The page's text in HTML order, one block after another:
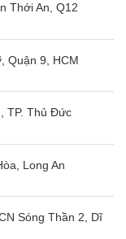
Thới An, Q12
Quận 9, HCM
TP. Thủ Đức
Long An
Sóng Thần 2, Dĩ